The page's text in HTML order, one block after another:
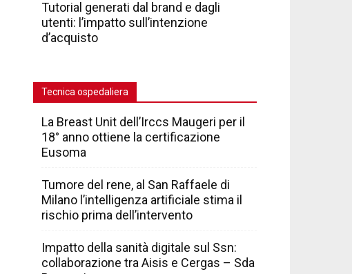
Tutorial generati dal brand e dagli
utenti: l’impatto sull’intenzione
d’acquisto
Tecnica ospedaliera
La Breast Unit dell’Irccs Maugeri per il
18° anno ottiene la certificazione
Eusoma
Tumore del rene, al San Raffaele di
Milano l’intelligenza artificiale stima il
rischio prima dell’intervento
Impatto della sanità digitale sul Ssn:
collaborazione tra Aisis e Cergas – Sda